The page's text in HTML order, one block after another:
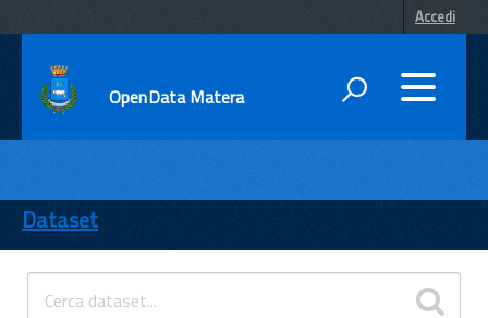
Accedi
OpenData Matera
ENTI
TEMI
INFORMAZIONI
Dataset